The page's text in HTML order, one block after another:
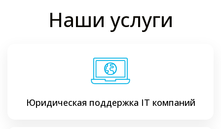
Наши услуги
Юридическая поддержка ІТ компаний